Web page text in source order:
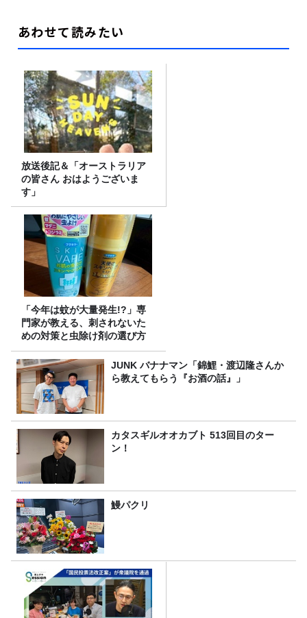
あわせて読みたい
放送後記＆「オーストラリア
の皆さん おはようございま
す」
「今年は蚊が大量発生!?」専
門家が教える、刺されないた
めの対策と虫除け剤の選び方
JUNK バナナマン「錦鯉・渡辺隆さんか
ら教えてもらう『お酒の話』」
カタスギルオオカブト 513回目のター
ン！
鰻パクリ